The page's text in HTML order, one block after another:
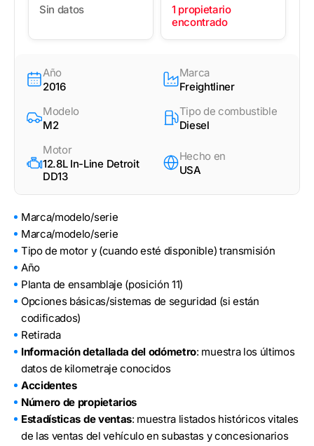
Sin datos
1 propietario
encontrado
Año
2016
Marca
Freightliner
Modelo
M2
Tipo de combustible
Diesel
Motor
12.8L In-Line Detroit
DD13
Hecho en
USA
Marca/modelo/serie
Marca/modelo/serie
Tipo de motor y (cuando esté disponible) transmisión
Año
Planta de ensamblaje (posición 11)
Opciones básicas/sistemas de seguridad (si están
codificados)
Retirada
Información detallada del odómetro: muestra los últimos
datos de kilometraje conocidos
Accidentes
Número de propietarios
Estadísticas de ventas: muestra listados históricos vitales
de las ventas del vehículo en subastas y concesionarios